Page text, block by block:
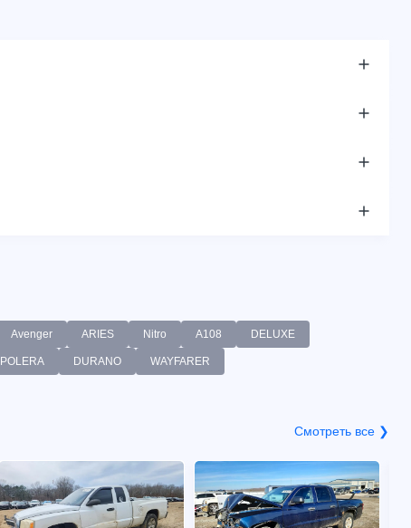
Avenger ARIES Nitro A108 DELUXE
POLERA DURANO WAYFARER
Смотреть все ❯